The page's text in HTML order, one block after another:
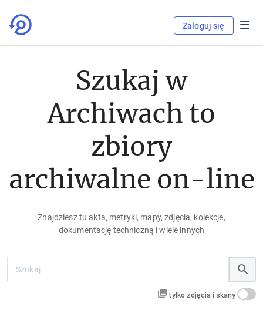
Zaloguj się
Szukaj w
Archiwach to
zbiory
archiwalne on-line
Znajdziesz tu akta, metryki, mapy, zdjęcia, kolekcje,
dokumentację techniczną i wiele innych
tylko zdjęcia i skany